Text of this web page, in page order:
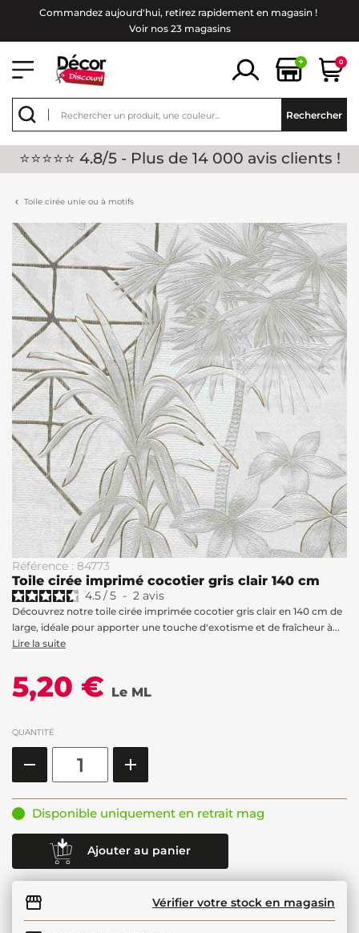
Commandez aujourd'hui, retirez rapidement en magasin !
Voir nos 23 magasins
+ 0
Rechercher
⭐⭐⭐⭐⭐ 4.8/5 - Plus de 14 000 avis clients !
Toile cirée unie ou à motifs
Référence : 84773
Toile cirée imprimé cocotier gris clair 140 cm
4.5/5 - 2 avis
Découvrez notre toile cirée imprimée cocotier gris clair en 140 cm de
large, idéale pour apporter une touche d'exotisme et de fraîcheur à...
Lire la suite
5,20 € Le ML
QUANTITÉ
Disponible uniquement en retrait mag
Ajouter au panier
Vérifier votre stock en magasin